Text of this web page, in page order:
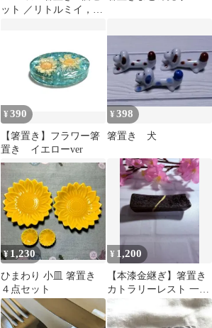
ット ／リトルミイ，ム
¥390
【箸置き】フラワー箸
置き イエローver
¥398
箸置き 犬
¥ 1,230
ひまわり 小皿 箸置き
４点セット
¥ 1,200
【本漆金継ぎ】箸置き
カトラリーレスト 一点